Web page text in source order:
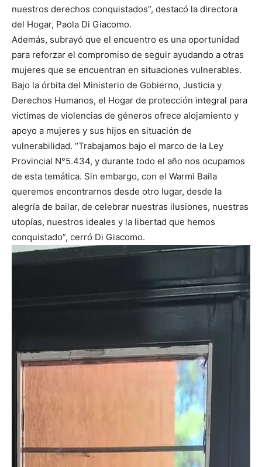
nuestros derechos conquistados”, destacó la directora
del Hogar, Paola Di Giacomo.
Además, subrayó que el encuentro es una oportunidad
para reforzar el compromiso de seguir ayudando a otras
mujeres que se encuentran en situaciones vulnerables.
Bajo la órbita del Ministerio de Gobierno, Justicia y
Derechos Humanos, el Hogar de protección integral para
víctimas de violencias de géneros ofrece alojamiento y
apoyo a mujeres y sus hijos en situación de
vulnerabilidad. “Trabajamos bajo el marco de la Ley
Provincial N°5.434, y durante todo el año nos ocupamos
de esta temática. Sin embargo, con el Warmi Baila
queremos encontrarnos desde otro lugar, desde la
alegría de bailar, de celebrar nuestras ilusiones, nuestras
utopías, nuestros ideales y la libertad que hemos
conquistado”, cerró Di Giacomo.